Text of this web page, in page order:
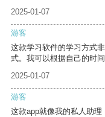
2025-01-07
游客
这款学习软件的学习方式
式。我可以根据自己的时间
2025-01-07
游客
这款app就像我的私人助